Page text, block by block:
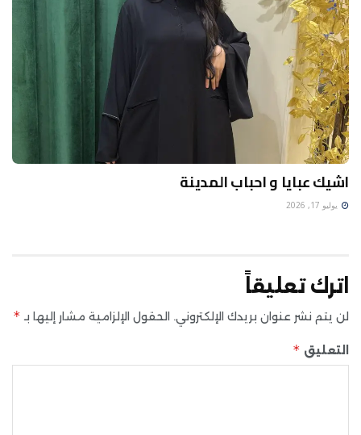
اشيك عبايا و احباب المدينة
يوليو 17, 2026
اترك تعليقاً
لن يتم نشر عنوان بريدك الإلكتروني. الحقول الإلزامية مشار إليها بـ *
التعليق *